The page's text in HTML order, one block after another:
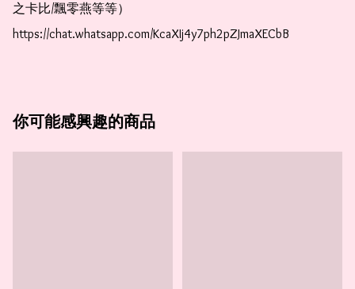
之卡比/飄零燕等等）
https://chat.whatsapp.com/KcaXIj4y7ph2pZJmaXECbB
你可能感興趣的商品